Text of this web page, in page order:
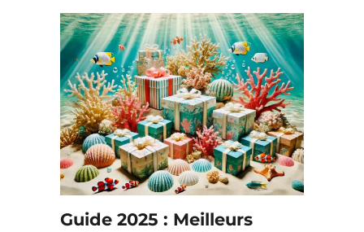
Guide 2025 : Meilleurs